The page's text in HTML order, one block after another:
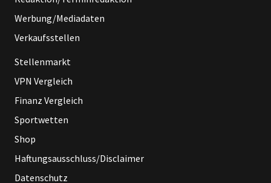
Werbung/Mediadaten
Verkaufsstellen
Stellenmarkt
VPN Vergleich
Finanz Vergleich
Sportwetten
Shop
Haftungsausschluss/Disclaimer
Datenschutz